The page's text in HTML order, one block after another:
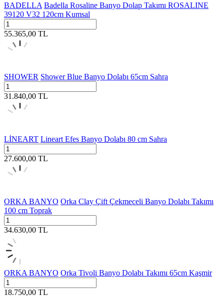
BADELLA Badella Rosaline Banyo Dolap Takımı ROSALINE
39120 V32 120cm Kumsal
55.365,00 TL
SHOWER Shower Blue Banyo Dolabı 65cm Sahra
31.840,00 TL
LİNEART Lineart Efes Banyo Dolabı 80 cm Sahra
27.600,00 TL
ORKA BANYO Orka Clay Çift Çekmeceli Banyo Dolabı Takımı
100 cm Toprak
34.630,00 TL
ORKA BANYO Orka Tivoli Banyo Dolabı Takımı 65cm Kaşmir
18.750,00 TL